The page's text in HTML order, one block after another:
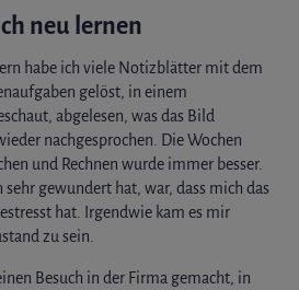
neu lernen
habe ich viele Notizblätter mit dem
gelöst, in einem
abgelesen, was das Bild
nachgesprochen. Die Wochen
und Rechnen wurde immer besser.
gewundert hat, war, dass mich das
hat. Irgendwie kam es mir
zu sein.
Besuch in der Firma gemacht, in